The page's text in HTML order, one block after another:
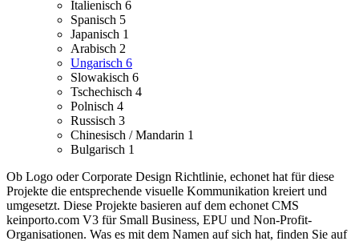
Italienisch 6
Spanisch 5
Japanisch 1
Arabisch 2
Ungarisch 6
Slowakisch 6
Tschechisch 4
Polnisch 4
Russisch 3
Chinesisch / Mandarin 1
Bulgarisch 1
Ob Logo oder Corporate Design Richtlinie, echonet hat für diese
Projekte die entsprechende visuelle Kommunikation kreiert und
umgesetzt. Diese Projekte basieren auf dem echonet CMS
keinporto.com V3 für Small Business, EPU und Non-Profit-
Organisationen. Was es mit dem Namen auf sich hat, finden Sie auf